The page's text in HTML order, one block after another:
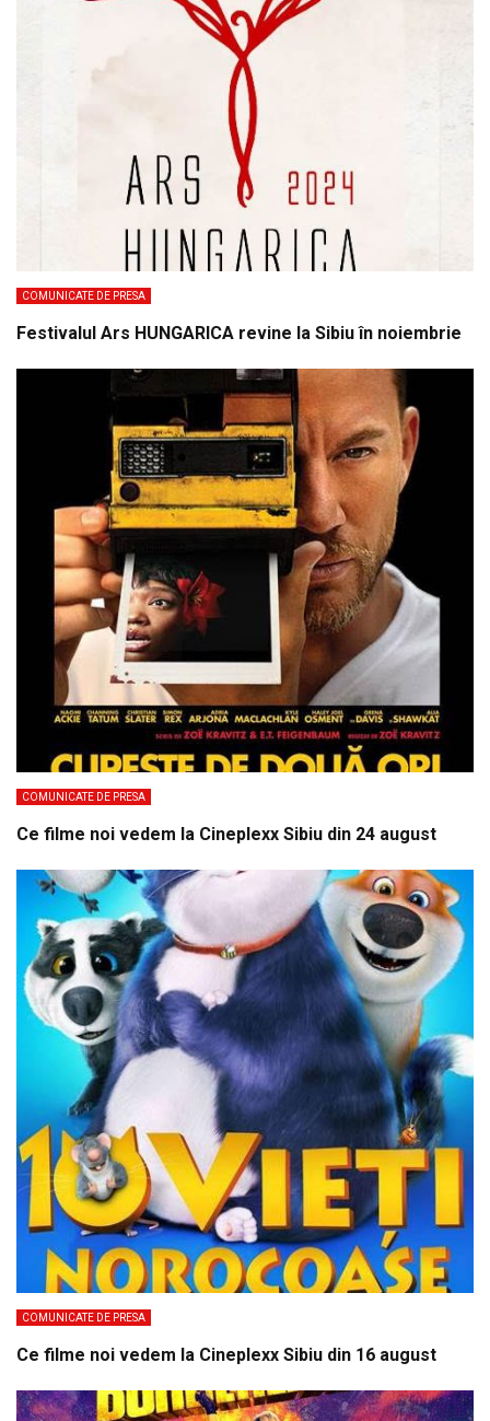
COMUNICATE DE PRESA
Festivalul Ars HUNGARICA revine la Sibiu în noiembrie
COMUNICATE DE PRESA
Ce filme noi vedem la Cineplexx Sibiu din 24 august
COMUNICATE DE PRESA
Ce filme noi vedem la Cineplexx Sibiu din 16 august